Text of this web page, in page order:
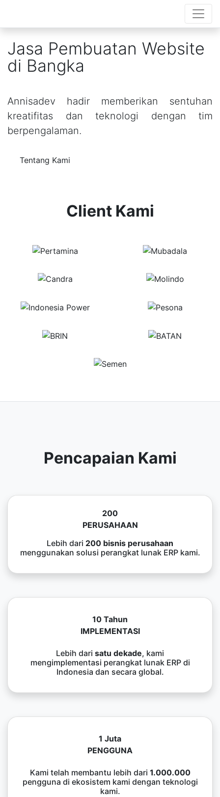
Jasa Pembuatan Website
di Bangka
Annisadev hadir memberikan sentuhan
kreatifitas dan teknologi dengan tim
berpengalaman.
Tentang Kami
Client Kami
Pencapaian Kami
200
PERUSAHAAN
Lebih dari 200 bisnis perusahaan
menggunakan solusi perangkat lunak ERP kami.
10 Tahun
IMPLEMENTASI
Lebih dari satu dekade, kami
mengimplementasi perangkat lunak ERP di
Indonesia dan secara global.
1 Juta
PENGGUNA
Kami telah membantu lebih dari 1.000.000
pengguna di ekosistem kami dengan teknologi
kami.